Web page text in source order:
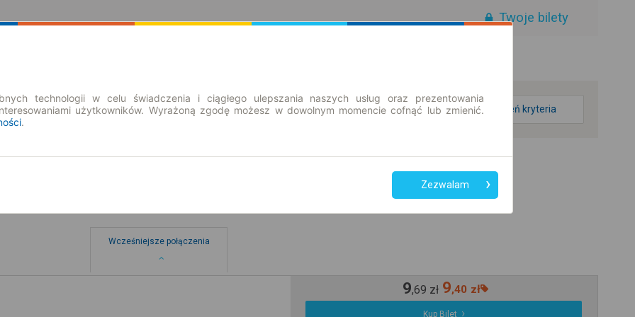
Twoje bilety
zmień kryteria
Wcześniejsze połączenia
9,69 zł 9,40 zł
Kup Bilet
technologii w celu świadczenia i ciągłego ulepszania naszych usług oraz prezentowania
użytkowników. Wyrażoną zgodę możesz w dowolnym momencie cofnąć lub zmienić.
.
Zezwalam